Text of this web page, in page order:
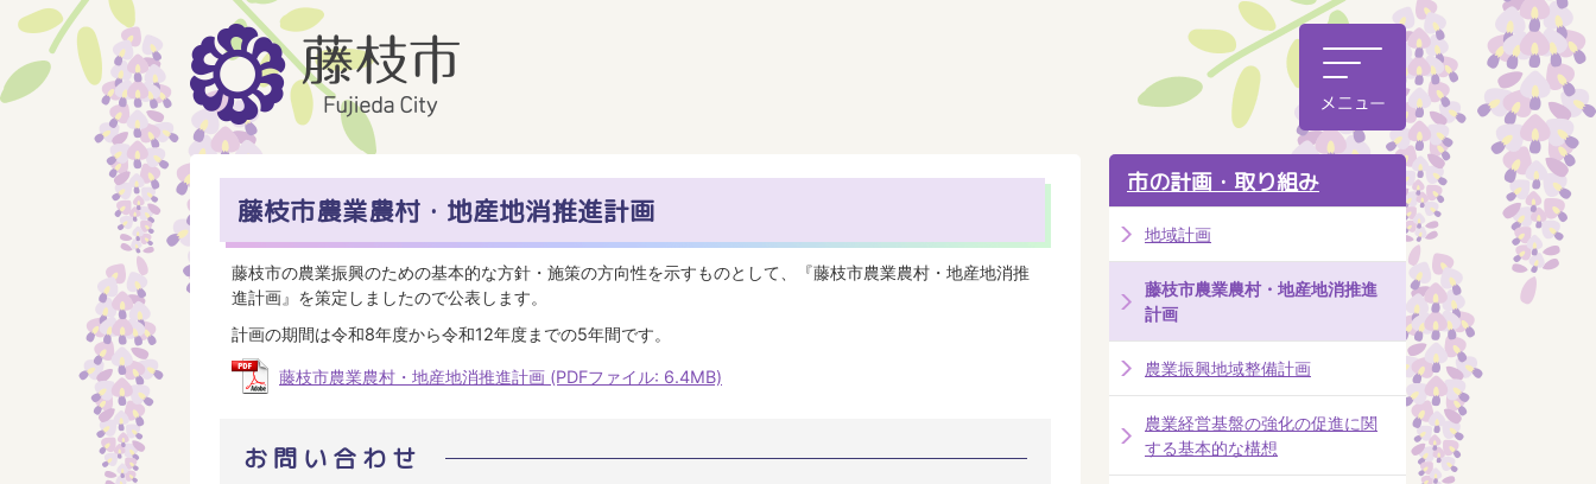
藤枝市農業農村・地産地消推進計画
藤枝市の農業振興のための基本的な方針・施策の方向性を示すものとして、『藤枝市農業農村・地産地消推
進計画』を策定しましたので公表します。
計画の期間は令和8年度から令和12年度までの5年間です。
藤枝市農業農村・地産地消推進計画 (PDFファイル: 6.4MB)
お問い合わせ
市の計画・取り組み
地域計画
藤枝市農業農村・地産地消推進
計画
農業振興地域整備計画
農業経営基盤の強化の促進に関
する基本的な構想